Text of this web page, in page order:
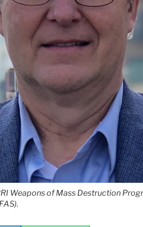
Weapons of Mass Destruction